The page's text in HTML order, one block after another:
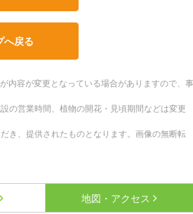
へ戻る
内容が変更となっている場合がありますので、事
の営業時間、植物の開花・見頃期間などは変更
き、提供されたものとなります。画像の無断転
地図・アクセス